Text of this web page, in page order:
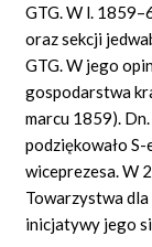
GTG. W l.
oraz sekcji
GTG. W jego
gospodarstwa
marcu 1859).
podziękowało S-
wiceprezesa. W
Towarzystwa
inicjatywy jego